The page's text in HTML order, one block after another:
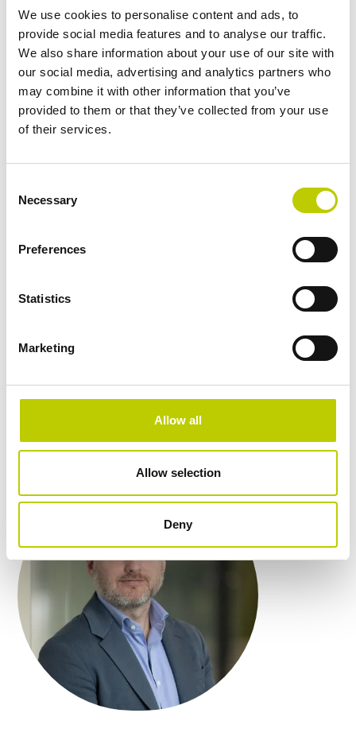
We use cookies to personalise content and ads, to
provide social media features and to analyse our traffic.
We also share information about your use of our site with
our social media, advertising and analytics partners who
may combine it with other information that you’ve
provided to them or that they’ve collected from your use
of their services.
Selection
Necessary
Preferences
Statistics
Marketing
Allow all
Allow selection
Deny
(Information) Security Officers, Compliance
Officers, ICT Managers en Informatiemanagers.
Aan het einde van deze cursus is de deelnemer in
staat om privacy governance te implementeren op
management en/of senior management niveau en
(ook) op tactisch niveau, en in het bijzonder om
leiding te geven aan privacy management.
Vereisten
Organisatorisch vorm en inhoud kunnen geven
aan privacybeleid op tactisch niveau
managen
Boek nu